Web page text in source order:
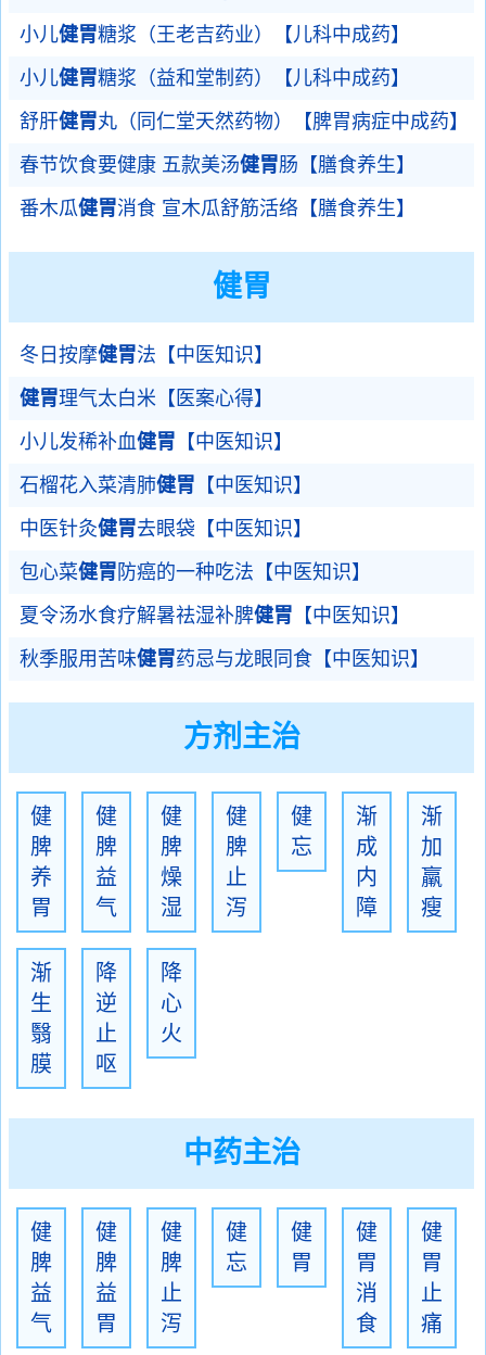
小儿健胃糖浆（王老吉药业）【儿科中成药】
小儿健胃糖浆（益和堂制药）【儿科中成药】
舒肝健胃丸（同仁堂天然药物）【脾胃病症中成药】
春节饮食要健康 五款美汤健胃肠【膳食养生】
番木瓜健胃消食 宣木瓜舒筋活络【膳食养生】
健胃
冬日按摩健胃法【中医知识】
健胃理气太白米【医案心得】
小儿发稀补血健胃 【中医知识】
石榴花入菜清肺健胃 【中医知识】
中医针灸健胃去眼袋【中医知识】
包心菜健胃 防癌的一种吃法【中医知识】
夏令汤水食疗解暑祛湿补脾健胃 【中医知识】
秋季服用苦味健胃药忌与龙眼同食【中医知识】
方剂主治
健
脾
养
胃
健
脾
益
气
健
脾
燥
湿
健
脾
止
泻
健
忘
渐
成
内
障
渐
加
羸
瘦
渐
生
翳
膜
降
逆
止
呕
降
心
火
中药主治
健
脾
益
气
健
脾
益
胃
健
脾
止
泻
健
忘
健
胃
健
胃
消
食
健
胃
止
痛